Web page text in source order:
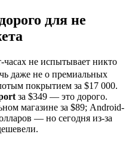
для не
не испытывает никто
даже не о премиальных
покрытием за $17 000.
за $349 — это дорого.
магазине за $89; Android-
— но сегодня из-за